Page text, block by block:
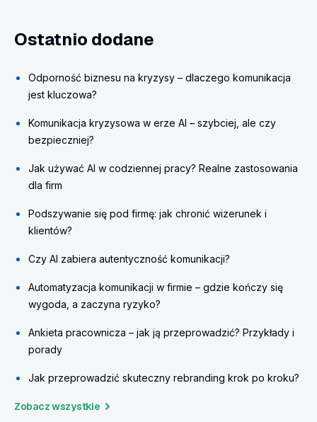
Ostatnio dodane
Odporność biznesu na kryzysy – dlaczego komunikacja
jest kluczowa?
Komunikacja kryzysowa w erze AI – szybciej, ale czy
bezpieczniej?
Jak używać AI w codziennej pracy? Realne zastosowania
dla firm
Podszywanie się pod firmę: jak chronić wizerunek i
klientów?
Czy AI zabiera autentyczność komunikacji?
Automatyzacja komunikacji w firmie – gdzie kończy się
wygoda, a zaczyna ryzyko?
Ankieta pracownicza – jak ją przeprowadzić? Przykłady i
porady
Jak przeprowadzić skuteczny rebranding krok po kroku?
Zobacz wszystkie